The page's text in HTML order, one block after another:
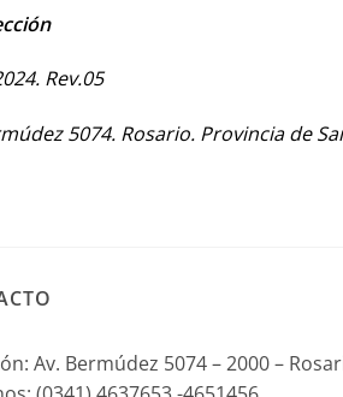
Rev.05
5074. Rosario. Provincia de
Av. Bermúdez 5074 – 2000 –